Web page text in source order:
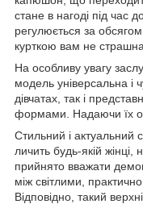
стане в нагоді під час
регулюється за
курткою вам не
На особливу увагу
модель універсальна і
дівчатах, так і
формами. Надаючи їх
Стильний і актуальний
личить будь-якій
прийнято вважати
між світлими,
Відповідно, такий